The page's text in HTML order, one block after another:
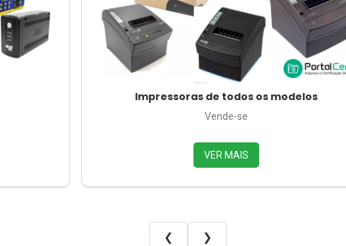
Impressoras de todos os modelos
Vende-se
VER MAIS
❮ ❯